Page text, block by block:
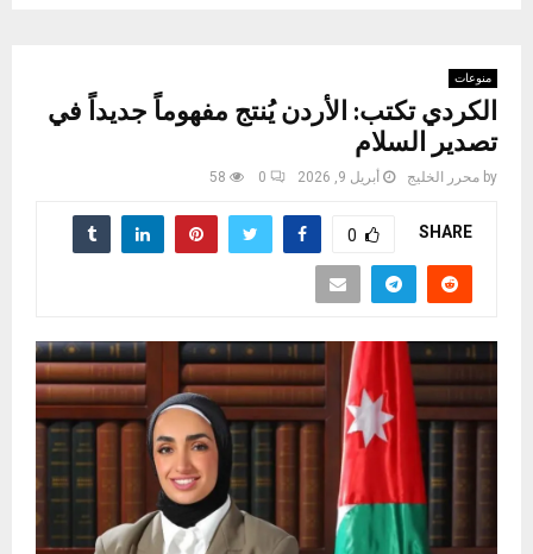
منوعات
الكردي تكتب: الأردن يُنتج مفهوماً جديداً في
تصدير السلام
by محرر الخليج أبريل 9, 2026 0
58
SHARE
0